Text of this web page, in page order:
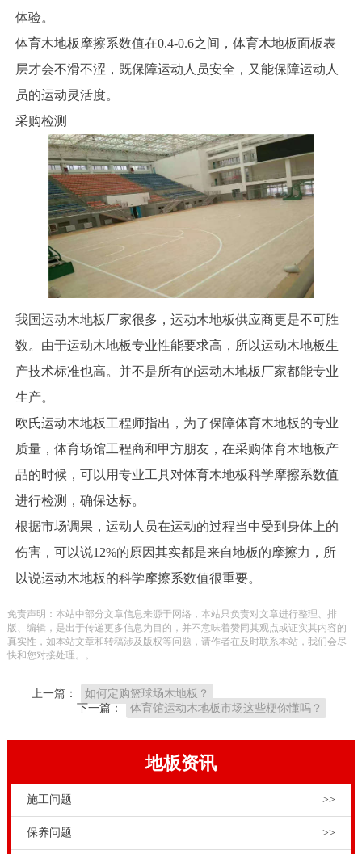
体验。
体育木地板摩擦系数值在0.4-0.6之间，体育木地板面板表
层才会不滑不涩，既保障运动人员安全，又能保障运动人
员的运动灵活度。
采购检测
我国运动木地板厂家很多，运动木地板供应商更是不可胜
数。由于运动木地板专业性能要求高，所以运动木地板生
产技术标准也高。并不是所有的运动木地板厂家都能专业
生产。
欧氏运动木地板工程师指出，为了保障体育木地板的专业
质量，体育场馆工程商和甲方朋友，在采购体育木地板产
品的时候，可以用专业工具对体育木地板科学摩擦系数值
进行检测，确保达标。
根据市场调果，运动人员在运动的过程当中受到身体上的
伤害，可以说12%的原因其实都是来自地板的摩擦力，所
以说运动木地板的科学摩擦系数值很重要。
免责声明：本站中部分文章信息来源于网络，本站只负责对文章进行整理、排
版、编辑，是出于传递更多信息为目的，并不意味着赞同其观点或证实其内容的
真实性，如本站文章和转稿涉及版权等问题，请作者在及时联系本站，我们会尽
快和您对接处理。。
上一篇：
如何定购篮球场木地板？
下一篇：
体育馆运动木地板市场这些梗你懂吗？
地板资讯
施工问题 >>
保养问题 >>